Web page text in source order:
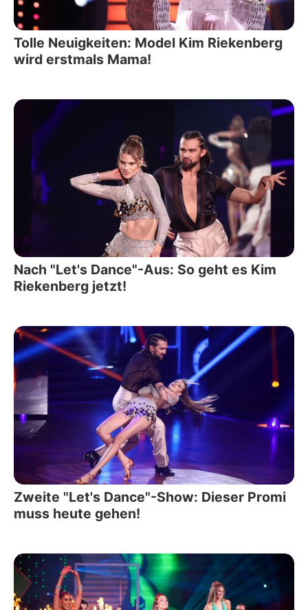
Tolle Neuigkeiten: Model Kim Riekenberg
wird erstmals Mama!
Nach "Let's Dance"-Aus: So geht es Kim
Riekenberg jetzt!
Zweite "Let's Dance"-Show: Dieser Promi
muss heute gehen!